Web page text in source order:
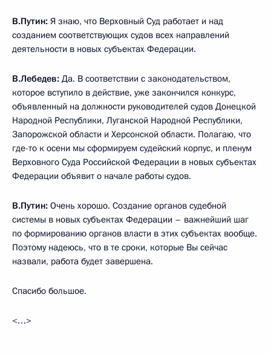
В.Путин: Я знаю, что Верховный Суд работает и над
созданием соответствующих судов всех направлений
деятельности в новых субъектах Федерации.
В.Лебедев: Да. В соответствии с законодательством,
которое вступило в действие, уже закончился конкурс,
объявленный на должности руководителей судов Донецкой
Народной Республики, Луганской Народной Республики,
Запорожской области и Херсонской области. Полагаю, что
где-то к осени мы сформируем судейский корпус, и пленум
Верховного Суда Российской Федерации в новых субъектах
Федерации объявит о начале работы судов.
В.Путин: Очень хорошо. Создание органов судебной
системы в новых субъектах Федерации – важнейший шаг
по формированию органов власти в этих субъектах вообще.
Поэтому надеюсь, что в те сроки, которые Вы сейчас
назвали, работа будет завершена.
Спасибо большое.
<…>